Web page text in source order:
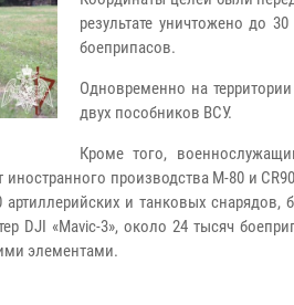
результате уничтожено до
боеприпасов.
Одновременно на
двух пособников ВСУ.
Кроме того,
иностранного производства М-80 и
артиллерийских и танковых
DJI «Mavic-3», около 24 тысяч
элементами.